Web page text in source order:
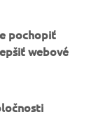
pochopiť
webové